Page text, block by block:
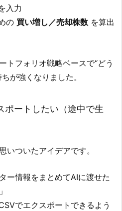
入力
の 買い増し／売却株数 を算出
トフォリオ戦略ベースで“どう
が強くなりました。
ポートしたい（途中で生
いついたアイデアです。
ー情報をまとめてAIに渡せた
でエクスポートできるよう